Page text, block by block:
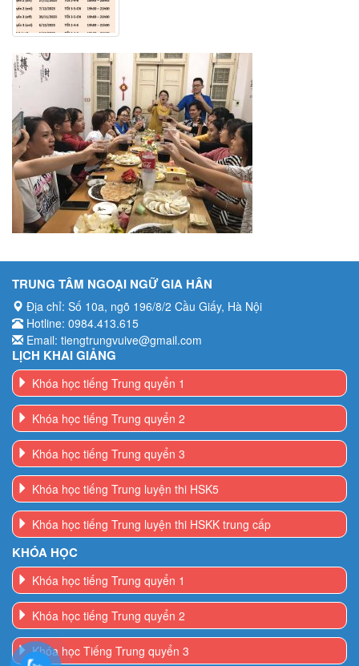
TRUNG TÂM NGOẠI NGỮ GIA HÂN
Địa chỉ: Số 10a, ngõ 196/8/2 Cầu Giấy, Hà Nội
Hotline: 0984.413.615
Email: tiengtrungvuive@gmail.com
LỊCH KHAI GIẢNG
Khóa học tiếng Trung quyển 1
Khóa học tiếng Trung quyển 2
Khóa học tiếng Trung quyển 3
Khóa học tiếng Trung luyện thi HSK5
Khóa học tiếng Trung luyện thi HSKK trung cấp
KHÓA HỌC
Khóa học tiếng Trung quyển 1
Khóa học tiếng Trung quyển 2
Khóa học Tiếng Trung quyển 3
Khóa học tiếng Trung luyện thi HSK5